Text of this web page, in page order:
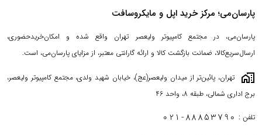
پارسان‌می؛ مرکز خرید اپل و مایکروسافت
پارسان‌می، در مجتمع کامپیوتر ولیعصر تهران واقع شده و امکان‌خریدحضوری،
ارسال‌سریع‌کالا، ضمانت بازگشت کالا و ارائه گارانتی معتبر، از مزایای پارسان‌می، است.
maps_home_work
تهران، پائین‌تر از میدان ولیعصر(عج)، خیابان شهید ولدی، مجتمع کامپیوتر ولیعصر،
برج اداری شمالی، طبقه 8، واحد 46
تلفن : 021-88853790